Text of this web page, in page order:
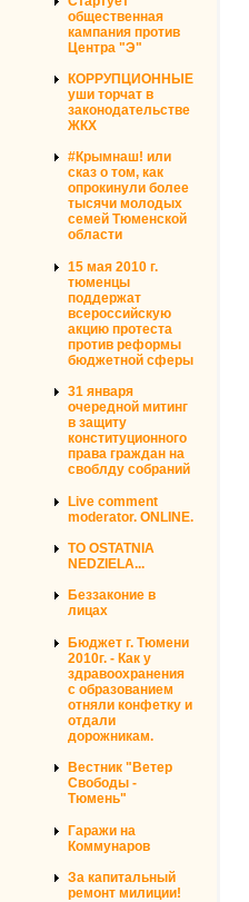
общественная
кампания против
Центра "Э"
КОРРУПЦИОННЫЕ
уши торчат в
законодательстве
ЖКХ
#Крымнаш! или
сказ о том, как
опрокинули более
тысячи молодых
семей Тюменской
области
15 мая 2010 г.
тюменцы
поддержат
всероссийскую
акцию протеста
против реформы
бюджетной сферы
31 января
очередной митинг
в защиту
конституционного
права граждан на
своблду собраний
Live comment
moderator. ONLINE.
TO OSTATNIA
NEDZIELA...
Беззаконие в
лицах
Бюджет г. Тюмени
2010г. - Как у
здравоохранения
с образованием
отняли конфетку и
отдали
дорожникам.
Вестник "Ветер
Свободы -
Тюмень"
Гаражи на
Коммунаров
За капитальный
ремонт милиции!